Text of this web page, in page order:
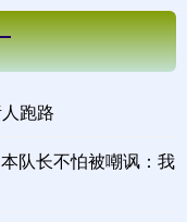
跑路
队长不怕被嘲讽：我